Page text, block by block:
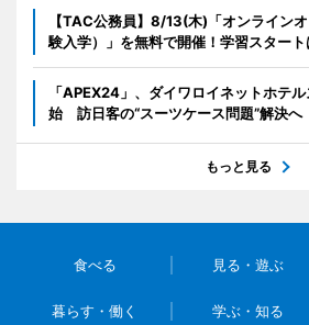
【TAC公務員】8/13(木)「オンライン
験入学）」を無料で開催！学習スタート
「APEX24」、ダイワロイネットホテ
始 訪日客の“スーツケース問題”解決へ
もっと見る
食べる 見る・遊ぶ
暮らす・働く 学ぶ・知る